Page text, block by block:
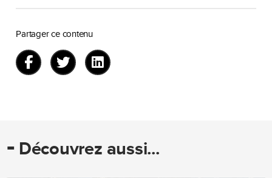
Partager ce contenu
- Découvrez aussi...